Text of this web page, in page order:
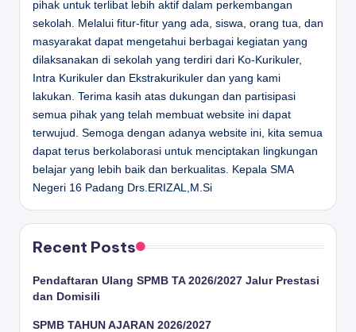
pihak untuk terlibat lebih aktif dalam perkembangan
sekolah. Melalui fitur-fitur yang ada, siswa, orang tua, dan
masyarakat dapat mengetahui berbagai kegiatan yang
dilaksanakan di sekolah yang terdiri dari Ko-Kurikuler,
Intra Kurikuler dan Ekstrakurikuler dan yang kami
lakukan. Terima kasih atas dukungan dan partisipasi
semua pihak yang telah membuat website ini dapat
terwujud. Semoga dengan adanya website ini, kita semua
dapat terus berkolaborasi untuk menciptakan lingkungan
belajar yang lebih baik dan berkualitas. Kepala SMA
Negeri 16 Padang Drs.ERIZAL,M.Si
Recent Posts
Pendaftaran Ulang SPMB TA 2026/2027 Jalur Prestasi
dan Domisili
SPMB TAHUN AJARAN 2026/2027